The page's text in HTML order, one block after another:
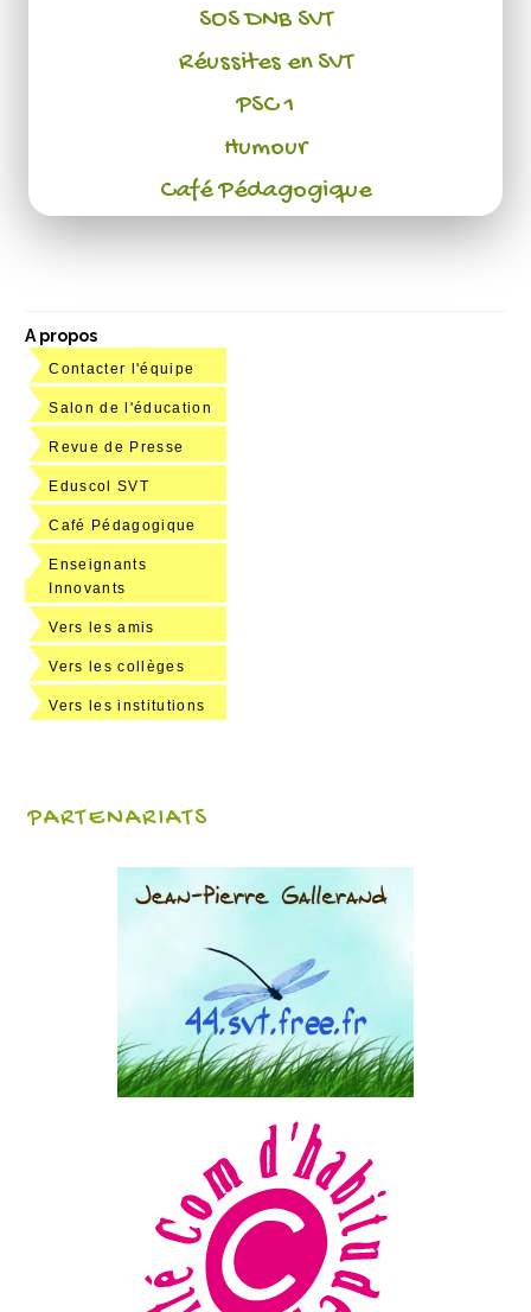
SOS DNB SVT
Réussites en SVT
PSC 1
Humour
Café Pédagogique
A propos
Contacter l'équipe
Salon de l'éducation
Revue de Presse
Eduscol SVT
Café Pédagogique
Enseignants
Innovants
Vers les amis
Vers les collèges
Vers les institutions
PARTENARIATS